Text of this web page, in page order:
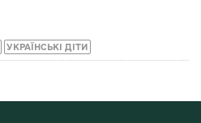
УКРАЇНСЬКІ ДІТИ